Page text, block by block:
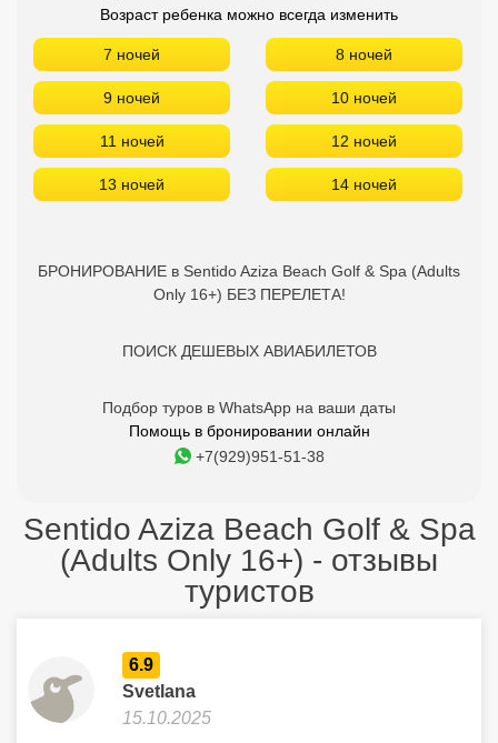
Возраст ребенка можно всегда изменить
7 ночей 8 ночей
9 ночей 10 ночей
11 ночей 12 ночей
13 ночей 14 ночей
БРОНИРОВАНИЕ в Sentido Aziza Beach Golf & Spa (Adults
Only 16+) БЕЗ ПЕРЕЛЕТА!
ПОИСК ДЕШЕВЫХ АВИАБИЛЕТОВ
Подбор туров в WhatsApp на ваши даты
Помощь в бронировании онлайн
+7(929)951-51-38
Sentido Aziza Beach Golf & Spa
(Adults Only 16+) - отзывы
туристов
6.9
Svetlana
15.10.2025